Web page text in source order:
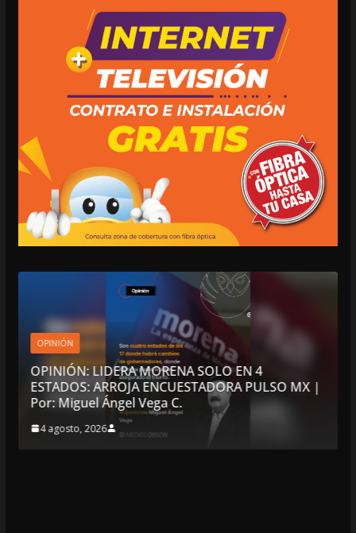
OPINIÓN
OPINIÓN: LIDERA MORENA SOLO EN 4
ESTADOS: ARROJA ENCUESTADORA PULSO MX |
Por: Miguel Ángel Vega C.
4 agosto, 2026